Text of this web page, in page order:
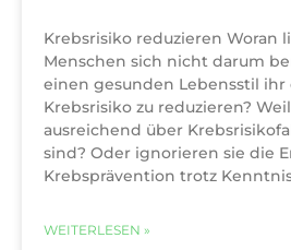
Krebsrisiko reduzieren Woran
Menschen sich nicht darum
einen gesunden Lebensstil ihr
Krebsrisiko zu reduzieren?
ausreichend über
sind? Oder ignorieren sie die
Krebsprävention trotz
WEITERLESEN »